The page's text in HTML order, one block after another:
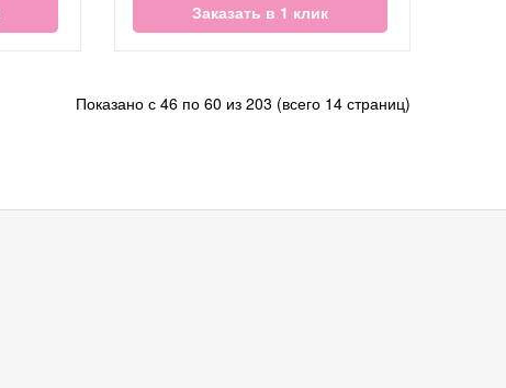
Заказать в 1 клик
Показано с 46 по 60 из 203 (всего 14 страниц)